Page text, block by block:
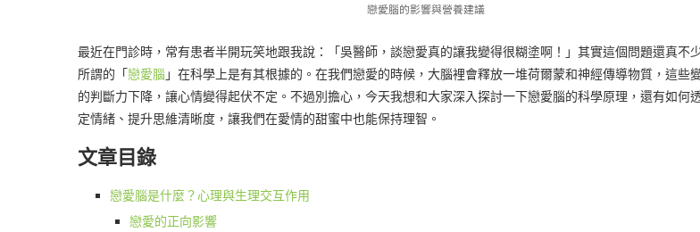
戀愛腦的影響與營養建議
最近在門診時，常有患者半開玩笑地跟我說：「吳醫師，談戀愛真的讓我變得很糊塗啊！」其實這個問題還真不
所謂的「戀愛腦」在科學上是有其根據的。在我們戀愛的時候，大腦裡會釋放一堆荷爾蒙和神經傳導物質，這些
的判斷力下降，讓心情變得起伏不定。不過別擔心，今天我想和大家深入探討一下戀愛腦的科學原理，還有如何
定情緒、提升思維清晰度，讓我們在愛情的甜蜜中也能保持理智。
文章目錄
戀愛腦是什麼？心理與生理交互作用
戀愛的正向影響